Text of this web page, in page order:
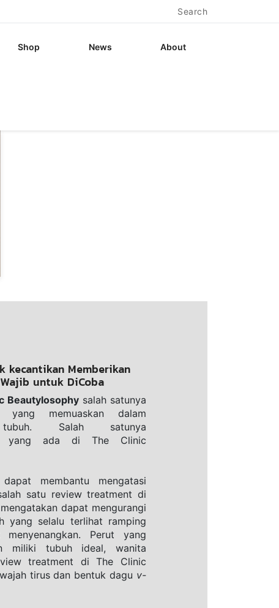
Search
Shop News About
kecantikan Memberikan
untuk DiCoba
Beautylosophy salah satunya
yang memuaskan dalam
Salah satunya
yang ada di The Clinic
membantu mengatasi
satu review treatment di
dapat mengurangi
yang selalu terlihat ramping
Perut yang
miliki tubuh ideal, wanita
treatment di The Clinic
tirus dan bentuk dagu v-